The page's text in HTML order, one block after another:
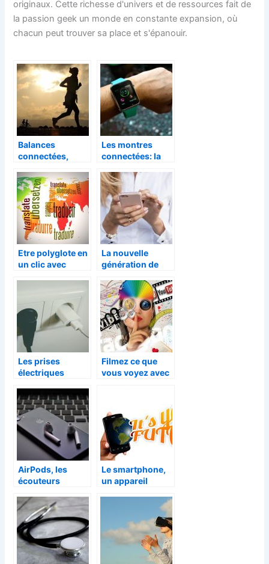
originaux. Cette richesse d'univers et de ressources fait de
la passion geek un monde en constante expansion, où
chacun peut trouver sa place et s'épanouir.
Balances
connectées,
mauvaise idée ?
Les montres
connectées: la
surveillance des
enfants
Etre polyglote en
un clic avec
La nouvelle
génération de
mobile
Les prises
électriques
pourquoi?
Filmez ce que
vous voyez avec
AirPods, les
écouteurs
vous suivent
partout
Le smartphone,
un appareil
dans la vie des